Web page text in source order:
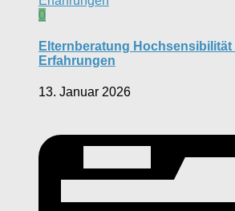
0
Elternberatung Hochsensibilität
Erfahrungen
13. Januar 2026